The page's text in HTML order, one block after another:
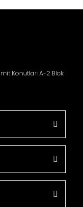
Konutları A-2 Blok